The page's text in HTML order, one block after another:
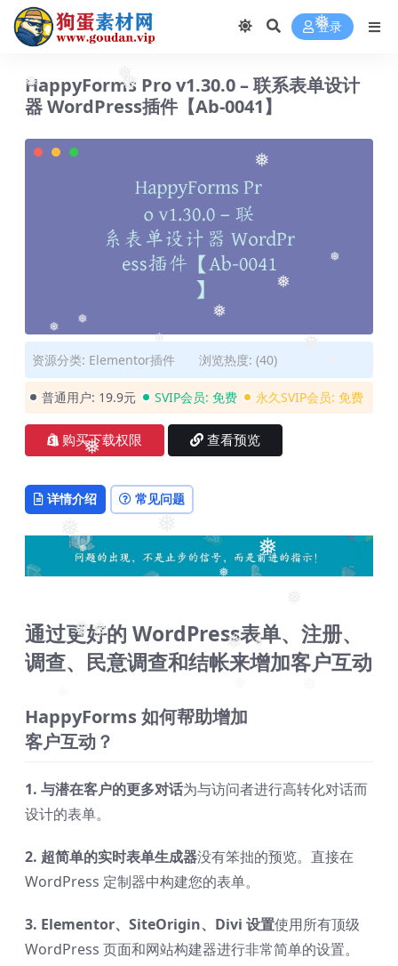
❅
❅
❅
❅
❅
❅
❅
❅
❅
❅
❅
❅
❅
❅
❅❅
❅
❅
登录
HappyForms Pro v1.30.0 – 联系表单设计
器 WordPress插件【Ab-0041】
资源分类: Elementor插件 浏览热度: (40)
普通用户: 19.9元 SVIP会员: 免费 永久SVIP会员: 免费
购买下载权限 查看预览
详情介绍 常见问题
通过更好的 WordPress表单、注册、
调查、民意调查和结帐来增加客户互动
HappyForms 如何帮助增加
客户互动？
1. 与潜在客户的更多对话为与访问者进行高转化对话而
设计的表单。
2. 超简单的实时表单生成器没有笨拙的预览。直接在
WordPress 定制器中构建您的表单。
3. Elementor、SiteOrigin、Divi 设置使用所有顶级
WordPress 页面和网站构建器进行非常简单的设置。